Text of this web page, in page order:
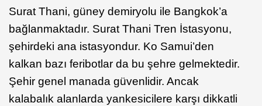
Surat Thani, güney demiryolu ile Bangkok’a
bağlanmaktadır. Surat Thani Tren İstasyonu,
şehirdeki ana istasyondur. Ko Samui’den
kalkan bazı feribotlar da bu şehre gelmektedir.
Şehir genel manada güvenlidir. Ancak
kalabalık alanlarda yankesicilere karşı dikkatli